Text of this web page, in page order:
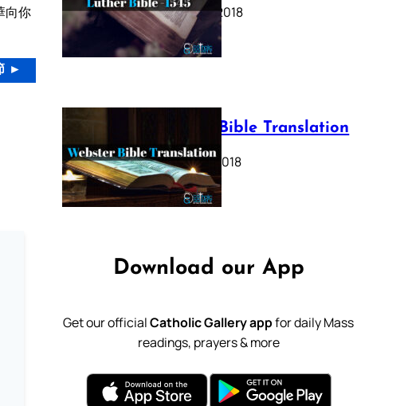
向你
►
October 17, 2018
Webster Bible Translation
October 11, 2018
Download our App
Get our officialCatholic Gallery appfor daily Mass
readings, prayers & more